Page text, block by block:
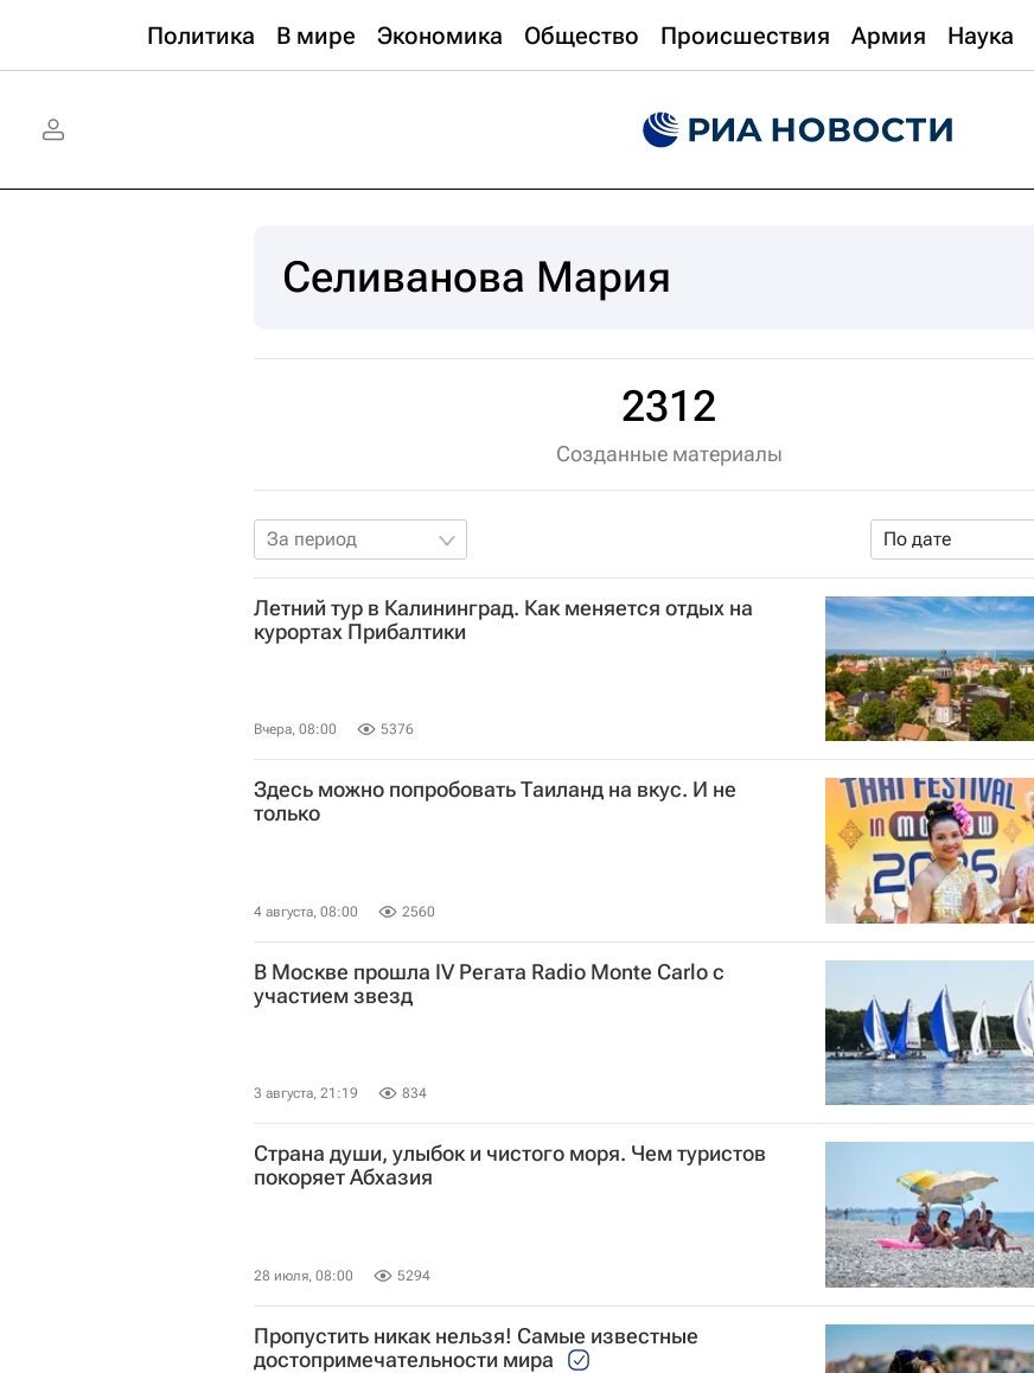
Политика В мире Экономика Общество Происшествия Армия Наука
Селиванова Мария
2312
Созданные материалы
За период По дате
Летний тур в Калининград. Как меняется отдых на
курортах Прибалтики
Вчера, 08:00 5376
Здесь можно попробовать Таиланд на вкус. И не
только
4 августа, 08:00 2560
В Москве прошла IV Регата Radio Monte Carlo с
участием звезд
3 августа, 21:19 834
Страна души, улыбок и чистого моря. Чем туристов
покоряет Абхазия
28 июля, 08:00 5294
Пропустить никак нельзя! Самые известные
достопримечательности мира